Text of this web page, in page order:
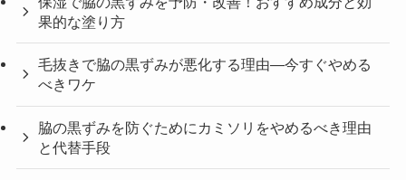
果的な塗り方
毛抜きで脇の黒ずみが悪化する理由—今すぐやめる
べきワケ
脇の黒ずみを防ぐためにカミソリをやめるべき理由
と代替手段